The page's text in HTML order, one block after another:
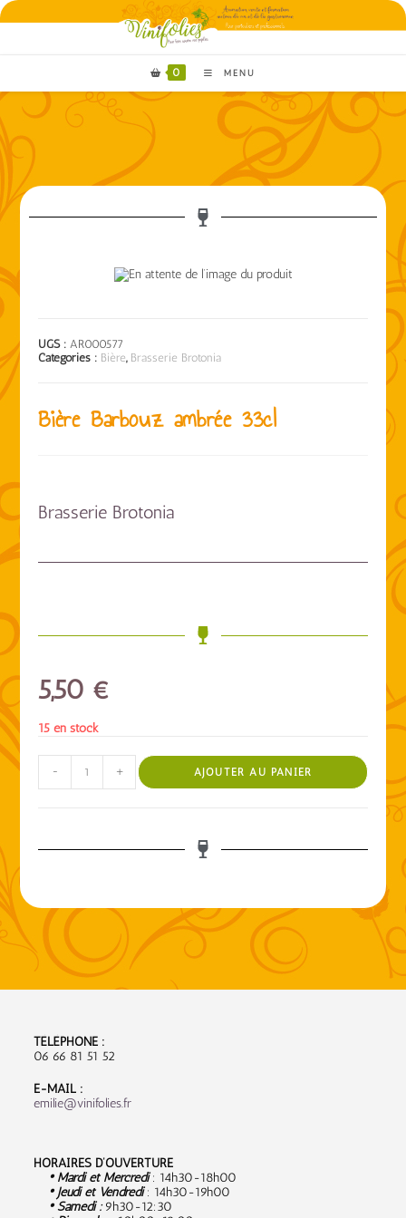
0 MENU
UGS :AR000577
Catégories : Bière, Brasserie Brotonia
Bière Barbouz ambrée 33cl
Brasserie Brotonia
5,50 €
15 en stock
- + AJOUTER AU PANIER
TÉLÉPHONE :
06 66 81 51 52
E-MAIL :
emilie@vinifolies.fr
HORAIRES D’OUVERTURE
• Mardi et Mercredi: 14h30-18h00
• Jeudi et Vendredi: 14h30-19h00
• Samedi :9h30-12:30